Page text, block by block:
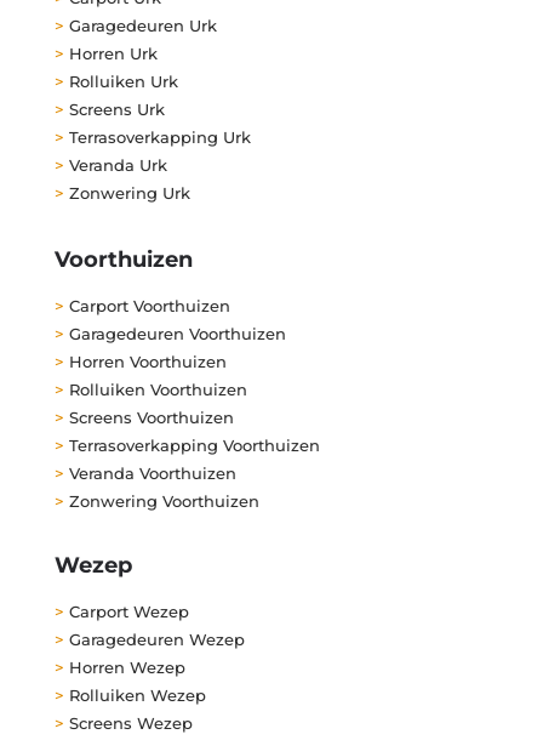
> Garagedeuren Urk
> Horren Urk
> Rolluiken Urk
> Screens Urk
> Terrasoverkapping Urk
> Veranda Urk
> Zonwering Urk
Voorthuizen
> Carport Voorthuizen
> Garagedeuren Voorthuizen
> Horren Voorthuizen
> Rolluiken Voorthuizen
> Screens Voorthuizen
> Terrasoverkapping Voorthuizen
> Veranda Voorthuizen
> Zonwering Voorthuizen
Wezep
> Carport Wezep
> Garagedeuren Wezep
> Horren Wezep
> Rolluiken Wezep
> Screens Wezep